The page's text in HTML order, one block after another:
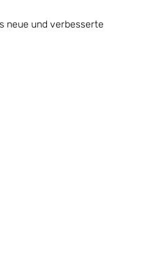
neue und verbesserte